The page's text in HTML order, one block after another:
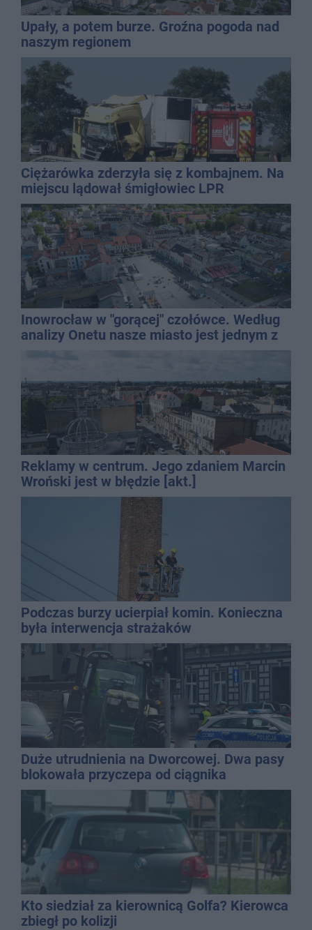
Upały, a potem burze. Groźna pogoda nad
naszym regionem
Ciężarówka zderzyła się z kombajnem. Na
miejscu lądował śmigłowiec LPR
Inowrocław w "gorącej" czołówce. Według
analizy Onetu nasze miasto jest jednym z
Reklamy w centrum. Jego zdaniem Marcin
Wroński jest w błędzie [akt.]
Podczas burzy ucierpiał komin. Konieczna
była interwencja strażaków
Duże utrudnienia na Dworcowej. Dwa pasy
blokowała przyczepa od ciągnika
Kto siedział za kierownicą Golfa? Kierowca
zbiegł po kolizji